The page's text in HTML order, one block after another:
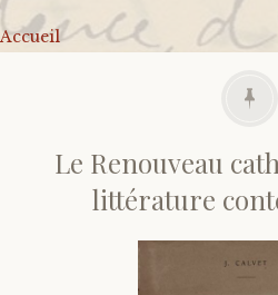
Ouvrages
Catalogues
Univers Huysmansiens
Accueil
Le Renouveau
littérature